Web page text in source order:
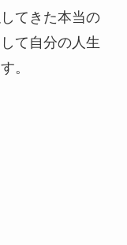
てきた本当の
て自分の人生
。